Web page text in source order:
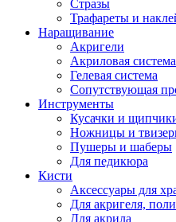
Стразы
Трафареты и
Наращивание
Акригели
Акриловая система
Гелевая система
Сопутствующая
Инструменты
Кусачки и
Ножницы и
Пушеры и шаберы
Для педикюра
Кисти
Аксессуары для
Для акригеля,
Для акрила